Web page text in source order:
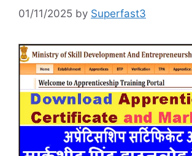
01/11/2025 by Superfast3